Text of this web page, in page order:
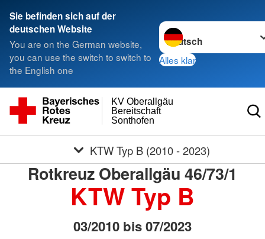
Sie befinden sich auf der
deutschen Website
You are on the German website,
you can use the switch to switch to
the English one
Sprache wechseln zu
Alles klar
Sonthofen
Bereitschaft
KV Oberallgäu
KTW Typ B (2010 - 2023)
Rotkreuz Oberallgäu 46/73/1
KTW Typ B
03/2010 bis 07/2023